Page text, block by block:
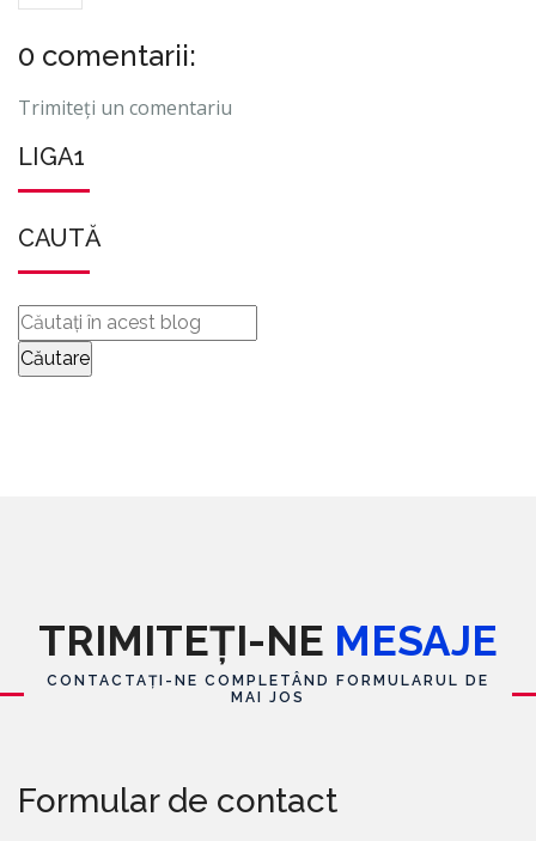
0 comentarii:
Trimiteți un comentariu
LIGA1
CAUTĂ
TRIMITEȚI-NE MESAJE
CONTACTAȚI-NE COMPLETÂND FORMULARUL DE
MAI JOS
Formular de contact